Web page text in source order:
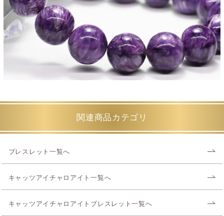
関連商品カテゴリ
ブレスレット一覧へ
キャッツアイチャロアイト一覧へ
キャッツアイチャロアイトブレスレット一覧へ